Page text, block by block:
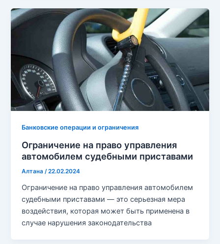
Банковские операции и ограничения
Ограничение на право управления
автомобилем судебными приставами
Алтана/22.02.2024
Ограничение на право управления автомобилем
судебными приставами — это серьезная мера
воздействия, которая может быть применена в
случае нарушения законодательства